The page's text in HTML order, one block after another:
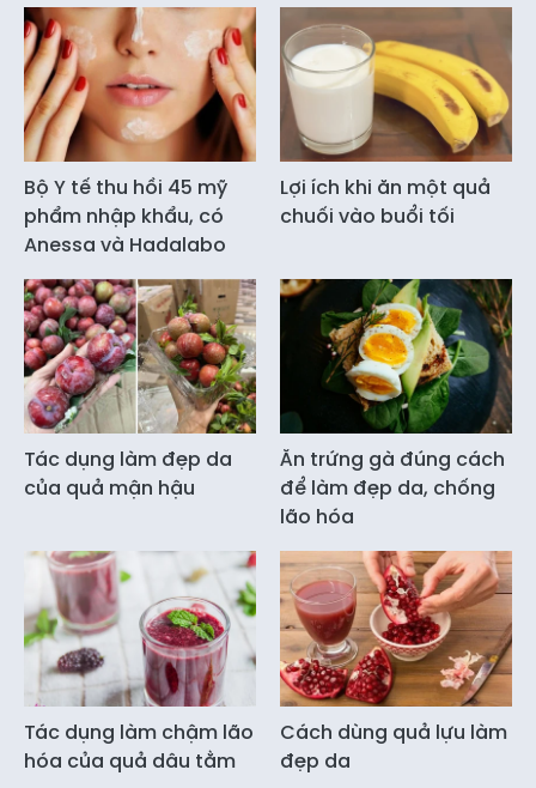
Bộ Y tế thu hồi 45 mỹ
phẩm nhập khẩu, có
Anessa và Hadalabo
Lợi ích khi ăn một quả
chuối vào buổi tối
Tác dụng làm đẹp da
của quả mận hậu
Ăn trứng gà đúng cách
để làm đẹp da, chống
lão hóa
Tác dụng làm chậm lão
hóa của quả dâu tằm
Cách dùng quả lựu làm
đẹp da